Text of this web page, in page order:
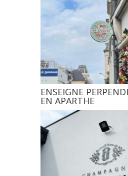
ENSEIGNE
EN APARTHE